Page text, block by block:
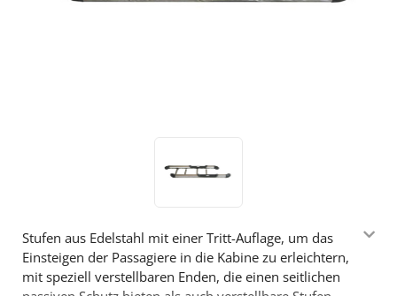
Stufen aus Edelstahl mit einer Tritt-Auflage, um das
Einsteigen der Passagiere in die Kabine zu erleichtern,
mit speziell verstellbaren Enden, die einen seitlichen